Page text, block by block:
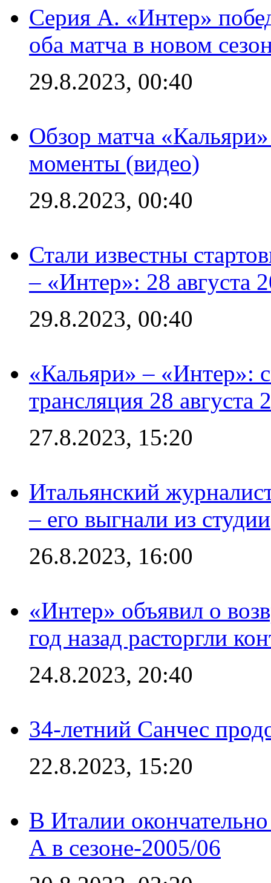
Серия А. «Интер»
оба матча в новом
29.8.2023, 00:40
Обзор матча
моменты (видео)
29.8.2023, 00:40
Стали известны
– «Интер»: 28 августа
29.8.2023, 00:40
«Кальяри» – «Интер»:
трансляция 28 августа
27.8.2023, 15:20
Итальянский
– его выгнали из студии
26.8.2023, 16:00
«Интер» объявил о
год назад расторгли
24.8.2023, 20:40
34-летний Санчес
22.8.2023, 15:20
В Италии
А в сезоне-2005/06